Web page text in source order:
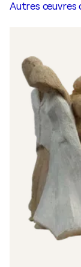
Autres œuvres